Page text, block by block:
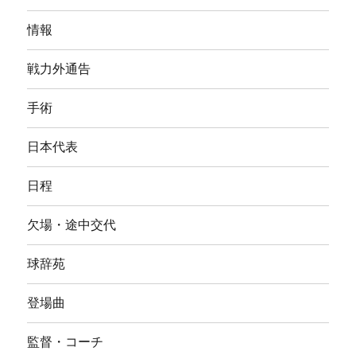
情報
戦力外通告
手術
日本代表
日程
欠場・途中交代
球辞苑
登場曲
監督・コーチ